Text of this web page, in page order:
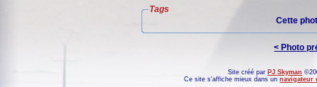
Tags
Cette
< Photo
Site créé par PJ Skyman
Ce site s'affiche mieux dans unnavigateur